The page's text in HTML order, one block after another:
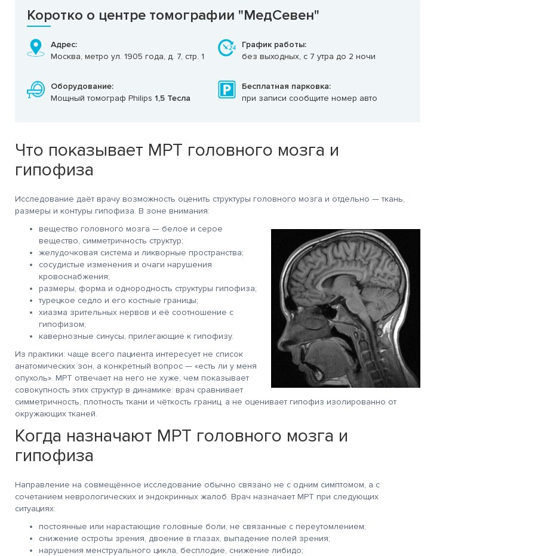
Смог преодолеть для
себя еще одну ступень
работе. Спасибо.
Особенно Федотову И.А-
врач от Всевышнего!
профессионализм,
качественную помощь,
клиентам.
Коротко о центре томографии "МедСевен"
Адрес:
Москва, метро ул. 1905 года, д. 7, стр. 1
График работы:
без выходных, с 7 утра до 2 ночи
Оборудование:
Мощный томограф Philips 1,5 Тесла
Бесплатная парковка:
при записи сообщите номер авто
Что показывает МРТ головного мозга и
гипофиза
Исследование даёт врачу возможность оценить структуры головного мозга и отдельно — ткань,
размеры и контуры гипофиза. В зоне внимания:
вещество головного мозга — белое и серое
вещество, симметричность структур;
желудочковая система и ликворные пространства;
сосудистые изменения и очаги нарушения
кровоснабжения;
размеры, форма и однородность структуры гипофиза;
турецкое седло и его костные границы;
хиазма зрительных нервов и её соотношение с
гипофизом;
кавернозные синусы, прилегающие к гипофизу.
Из практики: чаще всего пациента интересует не список
анатомических зон, а конкретный вопрос — «есть ли у меня
опухоль». МРТ отвечает на него не хуже, чем показывает
совокупность этих структур в динамике: врач сравнивает
симметричность, плотность ткани и чёткость границ, а не оценивает гипофиз изолированно от
окружающих тканей.
Когда назначают МРТ головного мозга и
гипофиза
Направление на совмещённое исследование обычно связано не с одним симптомом, а с
сочетанием неврологических и эндокринных жалоб. Врач назначает МРТ при следующих
ситуациях:
постоянные или нарастающие головные боли, не связанные с переутомлением;
снижение остроты зрения, двоение в глазах, выпадение полей зрения;
нарушения менструального цикла, бесплодие, снижение либидо;